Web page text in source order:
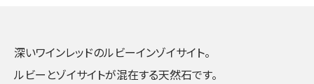
深いワインレッドのルビーインゾイサイト。
ルビーとゾイサイトが混在する天然石です。